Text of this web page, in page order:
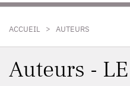
ACCUEIL > AUTEURS
Auteurs -